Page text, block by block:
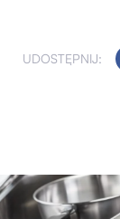
UDOSTĘPNIJ: